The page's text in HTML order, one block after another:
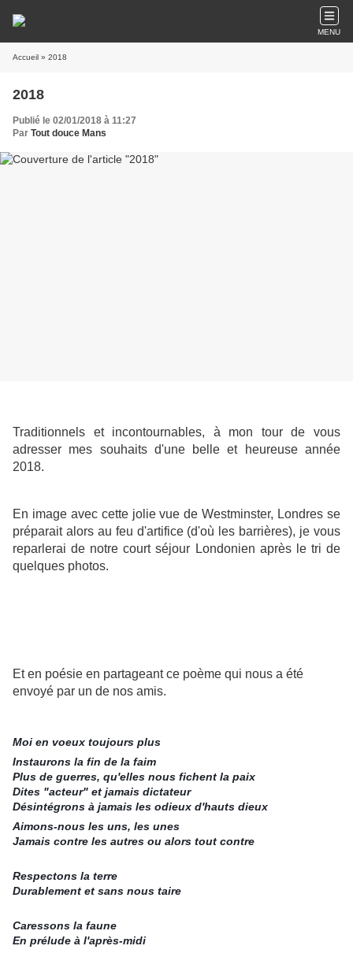
MENU
Accueil » 2018
2018
Publié le 02/01/2018 à 11:27
Par Tout douce Mans
Traditionnels et incontournables, à mon tour de vous
adresser mes souhaits d'une belle et heureuse année
2018.
En image avec cette jolie vue de Westminster, Londres se
préparait alors au feu d'artifice (d'où les barrières), je vous
reparlerai de notre court séjour Londonien après le tri de
quelques photos.
Et en poésie en partageant ce poème qui nous a été
envoyé par un de nos amis.
Moi en voeux toujours plus
Instaurons la fin de la faim
Plus de guerres, qu'elles nous fichent la paix
Dites "acteur" et jamais dictateur
Désintégrons à jamais les odieux d'hauts dieux
Aimons-nous les uns, les unes
Jamais contre les autres ou alors tout contre
Respectons la terre
Durablement et sans nous taire
Caressons la faune
En prélude à l'après-midi